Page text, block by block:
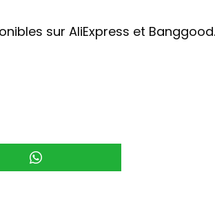
sur AliExpress et Banggood.